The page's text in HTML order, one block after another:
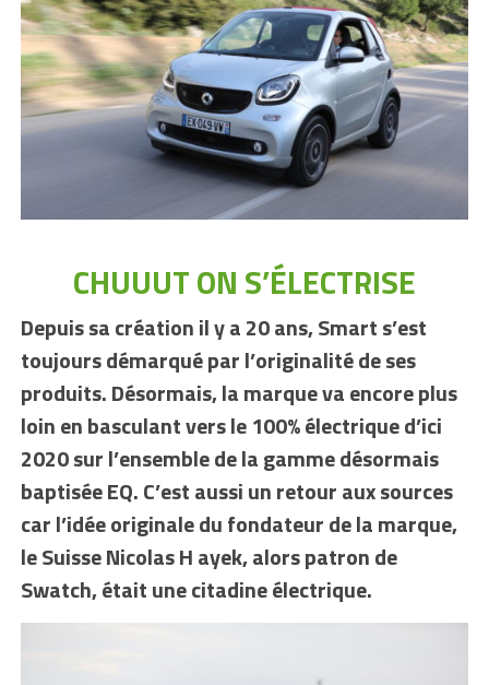
CHUUUT ON S’ÉLECTRISE
Depuis sa création il y a 20 ans, Smart s’est
toujours démarqué par l’originalité de ses
produits. Désormais, la marque va encore plus
loin en basculant vers le 100% électrique d’ici
2020 sur l’ensemble de la gamme désormais
baptisée EQ. C’est aussi un retour aux sources
car l’idée originale du fondateur de la marque,
le Suisse Nicolas H ayek, alors patron de
Swatch, était une citadine électrique.